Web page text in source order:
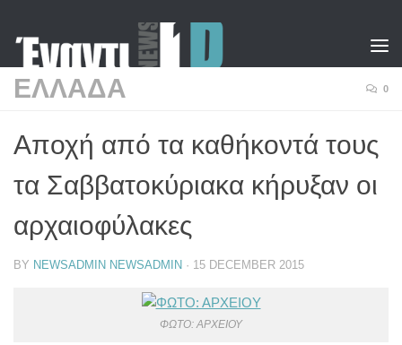
ΕΛΛΑΔΑ 0
Αποχή από τα καθήκοντά τους
τα Σαββατοκύριακα κήρυξαν οι
αρχαιοφύλακες
BY NEWSADMIN NEWSADMIN · 15 DECEMBER 2015
ΦΩΤΟ: ΑΡΧΕΙΟΥ